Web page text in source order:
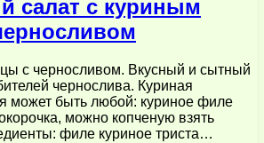
салат с куриным
с черносливом. Вкусный и сытный
чернослива. Куриная
может быть любой: куриное филе
можно копченую взять
филе куриное триста…